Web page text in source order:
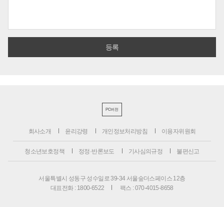
PC버전
회사소개 윤리강령 개인정보처리방침 이용자위원회
청소년보호정책 정정·반론보도 기사심의규정 불편신고
서울특별시 성동구 성수일로 39-34 서울숲더스페이스 12층
대표전화 : 1800-6522
팩스 : 070-4015-8658